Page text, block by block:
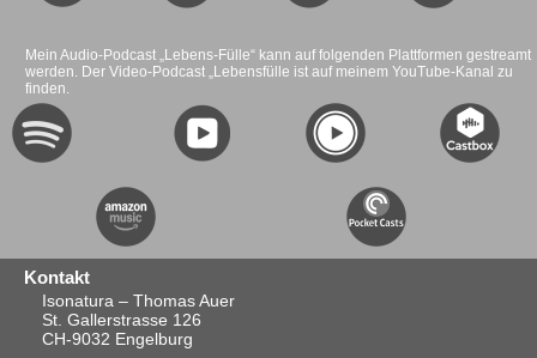
Mein Audio-Podcast „Lebens-Fülle“ kann auf folgenden Plattformen gestreamt
werden. Der Video-Podcast „Lebensfülle ist auf meinem YouTube-Kanal zu
finden.
Kontakt
Isonatura – Thomas Auer
St. Gallerstrasse 126
CH-9032 Engelburg